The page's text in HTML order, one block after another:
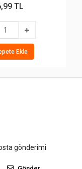
TL
Ekle
gönderimi